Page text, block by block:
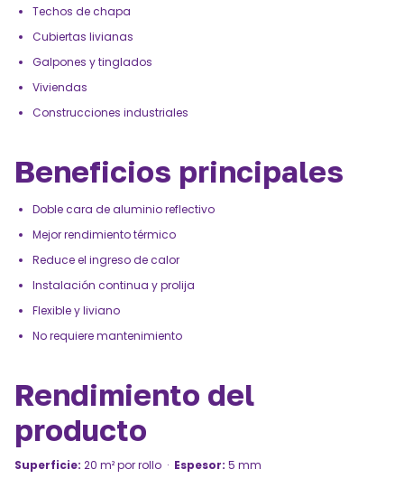
Techos de chapa
Cubiertas livianas
Galpones y tinglados
Viviendas
Construcciones industriales
Beneficios principales
Doble cara de aluminio reflectivo
Mejor rendimiento térmico
Reduce el ingreso de calor
Instalación continua y prolija
Flexible y liviano
No requiere mantenimiento
Rendimiento del
producto
Superficie: 20 m² por rollo · Espesor: 5 mm